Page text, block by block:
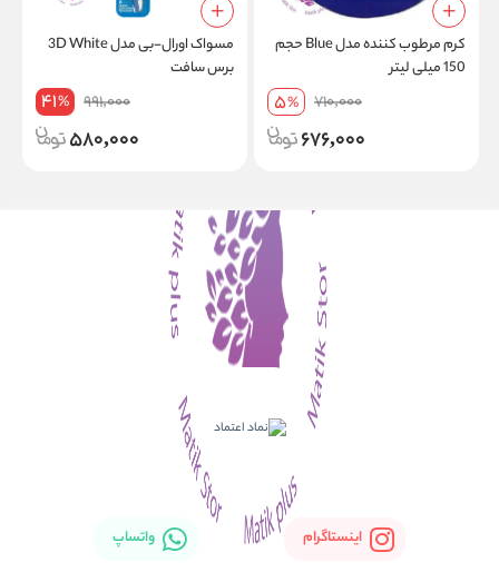
کرم مرطوب کننده مدل Blue حجم
150 میلی‌ لیتر
710,000
5%
676,000
مسواک اورال-بی مدل 3D White
برس سافت
991,000
41%
580,000
اینستاگرام واتساپ